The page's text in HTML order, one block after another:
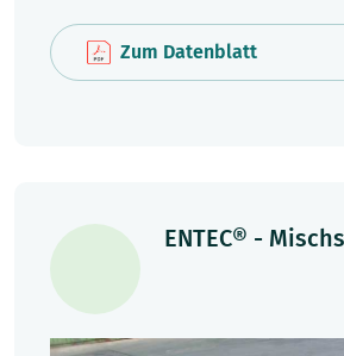
Zum Datenblatt
ENTEC® -